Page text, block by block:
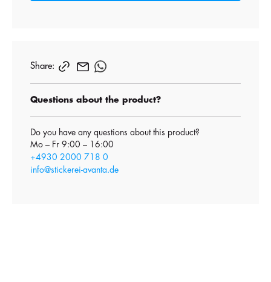
Share:
Questions about the product?
Do you have any questions about this product?
Mo – Fr 9:00 – 16:00
+4930 2000 718 0
info@stickerei-avanta.de